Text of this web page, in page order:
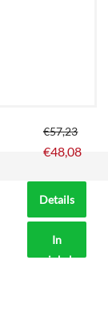
€57,23
€48,08
Details
In
winkelmand